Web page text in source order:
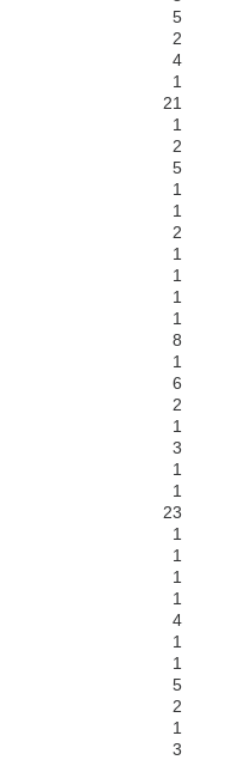
5
2
4
1
21
1
2
5
1
1
2
1
1
1
1
8
1
6
2
1
3
1
1
23
1
1
1
1
4
1
1
5
2
1
3